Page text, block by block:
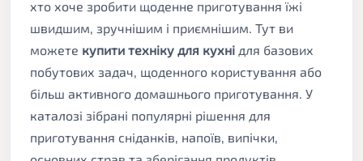
хто хоче зробити щоденне приготування їжі
швидшим, зручнішим і приємнішим. Тут ви
можете купити техніку для кухні для базових
побутових задач, щоденного користування або
більш активного домашнього приготування. У
каталозі зібрані популярні рішення для
приготування сніданків, напоїв, випічки,